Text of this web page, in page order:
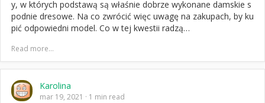
y, w których podstawą są właśnie dobrze wykonane damskie s
podnie dresowe. Na co zwrócić więc uwagę na zakupach, by ku
pić odpowiedni model. Co w tej kwestii radzą…
Read more...
Karolina
mar 19, 2021 1 min read